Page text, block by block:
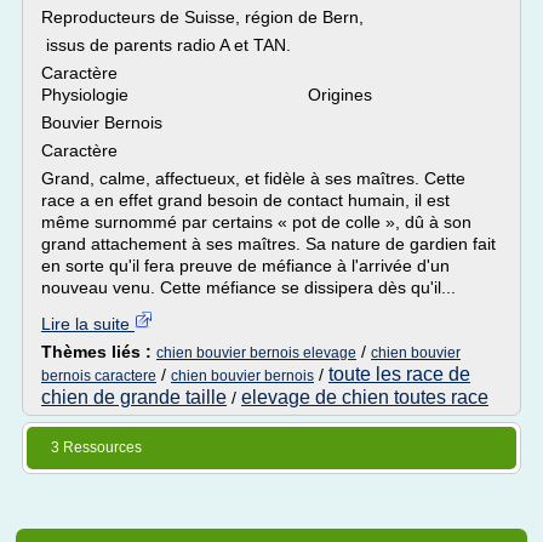
Reproducteurs de Suisse, région de Bern,
issus de parents radio A et TAN.
Caractère
Physiologie Origines
Bouvier Bernois
Caractère
Grand, calme, affectueux, et fidèle à ses maîtres. Cette
race a en effet grand besoin de contact humain, il est
même surnommé par certains « pot de colle », dû à son
grand attachement à ses maîtres. Sa nature de gardien fait
en sorte qu'il fera preuve de méfiance à l'arrivée d'un
nouveau venu. Cette méfiance se dissipera dès qu'il...
Lire la suite
Thèmes liés : chien bouvier bernois elevage / chien bouvier
bernois caractere / chien bouvier bernois / toute les race de
chien de grande taille / elevage de chien toutes race
3 Ressources